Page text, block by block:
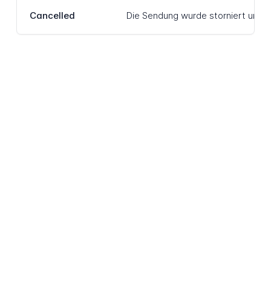
Cancelled Die Sendung wurde storniert und